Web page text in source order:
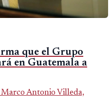
que el Grupo
en Guatemala a
Antonio Villeda,